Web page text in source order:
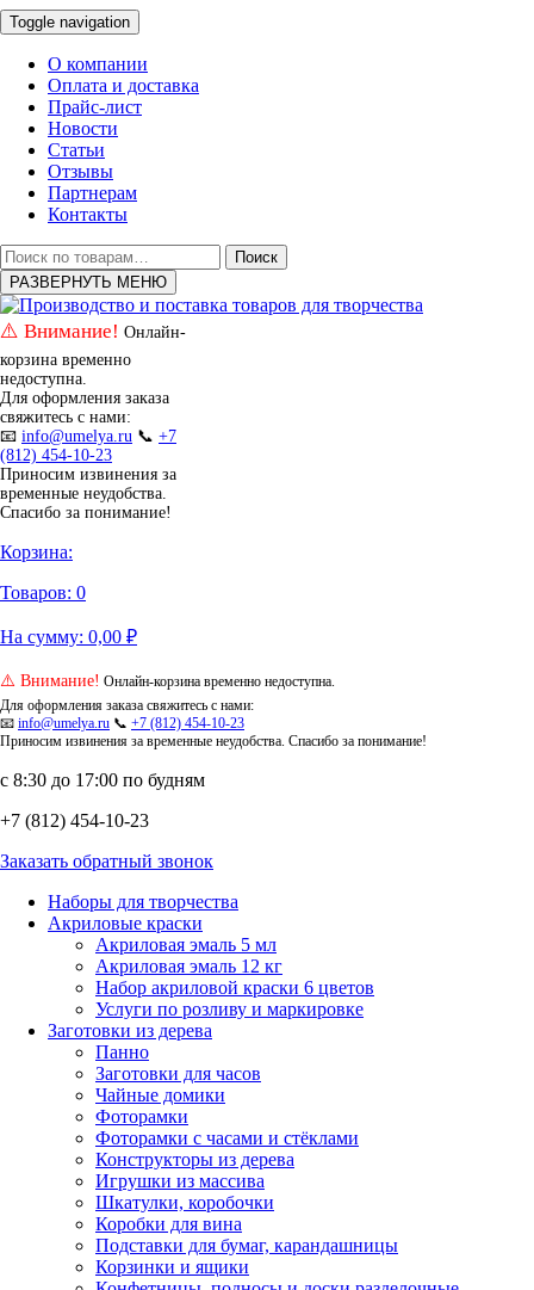
Toggle navigation
О компании
Оплата и доставка
Прайс-лист
Новости
Статьи
Отзывы
Партнерам
Контакты
Искать:
Поиск
РАЗВЕРНУТЬ МЕНЮ
⚠️ Внимание! Онлайн-
корзина временно
недоступна.
Для оформления заказа
свяжитесь с нами:
📧 info@umelya.ru 📞 +7
(812) 454-10-23
Приносим извинения за
временные неудобства.
Спасибо за понимание!
Корзина:
Товаров: 0
На сумму: 0,00 ₽
⚠️ Внимание! Онлайн-корзина временно недоступна.
Для оформления заказа свяжитесь с нами:
📧 info@umelya.ru 📞 +7 (812) 454-10-23
Приносим извинения за временные неудобства. Спасибо за понимание!
с 8:30 до 17:00 по будням
+7 (812) 454-10-23
Заказать обратный звонок
Наборы для творчества
Акриловые краски
Акриловая эмаль 5 мл
Акриловая эмаль 12 кг
Набор акриловой краски 6 цветов
Услуги по розливу и маркировке
Заготовки из дерева
Панно
Заготовки для часов
Чайные домики
Фоторамки
Фоторамки с часами и стёклами
Конструкторы из дерева
Игрушки из массива
Шкатулки, коробочки
Коробки для вина
Подставки для бумаг, карандашницы
Корзинки и ящики